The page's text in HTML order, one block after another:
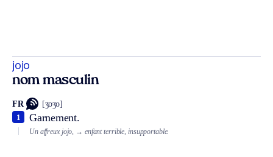
jojo
nom masculin
FR [ʒoʒo]
Garnement.
1
Un affreux jojo, → enfant terrible, insupportable.